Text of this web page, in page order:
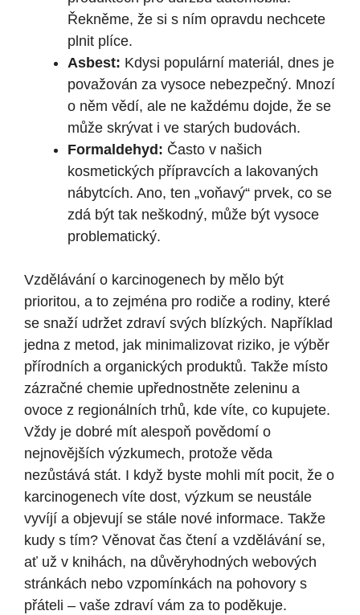
Řekněme, že si s ním opravdu nechcete
plnit plíce.
Asbest: Kdysi populární materiál, dnes je
považován za vysoce nebezpečný. Mnozí
o něm vědí, ale ne každému dojde, že se
může skrývat i ve starých budovách.
Formaldehyd: Často v našich
kosmetických přípravcích a lakovaných
nábytcích. Ano, ten „voňavý“ prvek, co se
zdá být tak neškodný, může být vysoce
problematický.
Vzdělávání o karcinogenech by mělo být
prioritou, a to zejména pro rodiče a rodiny, které
se snaží udržet zdraví svých blízkých. Například
jedna z metod, jak minimalizovat riziko, je výběr
přírodních a organických produktů. Takže místo
zázračné chemie upřednostněte zeleninu a
ovoce z regionálních trhů, kde víte, co kupujete.
Vždy je dobré mít alespoň povědomí o
nejnovějších výzkumech, protože věda
nezůstává stát. I když byste mohli mít pocit, že o
karcinogenech víte dost, výzkum se neustále
vyvíjí a objevují se stále nové informace. Takže
kudy s tím? Věnovat čas čtení a vzdělávání se,
ať už v knihách, na důvěryhodných webových
stránkách nebo vzpomínkách na pohovory s
přáteli – vaše zdraví vám za to poděkuje.